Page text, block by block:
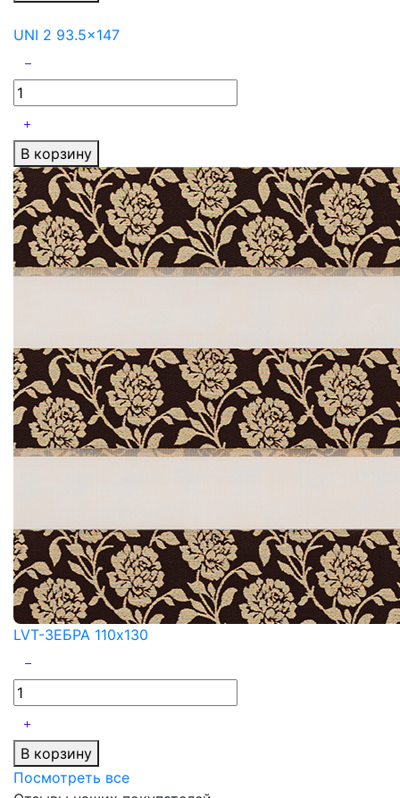
UNI 2 93.5x147
В корзину
LVT-ЗЕБРА 110x130
В корзину
Посмотреть все